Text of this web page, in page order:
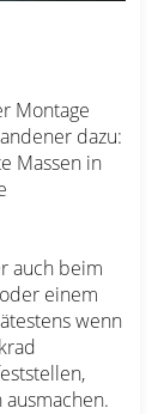
Montage
dazu:
Massen in
auch beim
einem
wenn